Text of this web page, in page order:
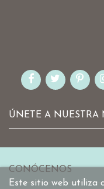
ÚNETE A NUESTRA
Este sitio web utiliza
CONÓCENOS